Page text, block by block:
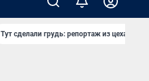
Тут сделали грудь: репортаж из цеха